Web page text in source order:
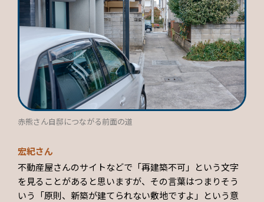
赤熊さん自邸につながる前面の道
宏紀さん
不動産屋さんのサイトなどで「再建築不可」という文字
を見ることがあると思いますが、その言葉はつまりそう
いう「原則、新築が建てられない敷地ですよ」という意